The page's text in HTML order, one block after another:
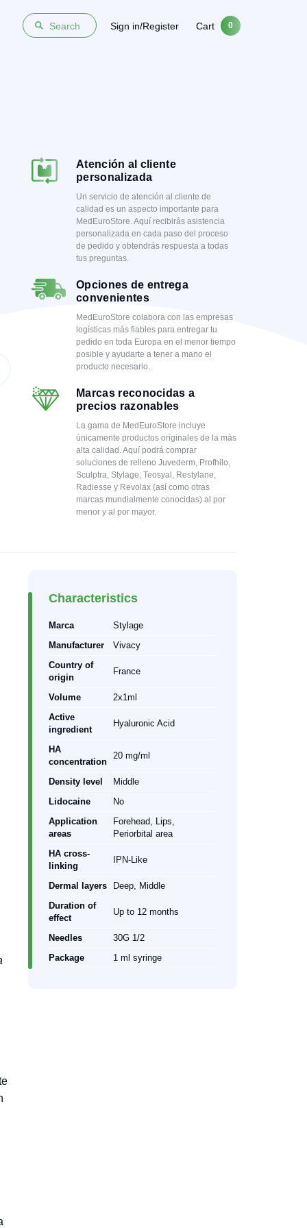
Search Sign in/Register Cart 0
Atención al cliente
personalizada
Un servicio de atención al cliente de
calidad es un aspecto importante para
MedEuroStore. Aquí recibirás asistencia
personalizada en cada paso del proceso
de pedido y obtendrás respuesta a todas
tus preguntas.
Opciones de entrega
convenientes
MedEuroStore colabora con las empresas
logísticas más fiables para entregar tu
pedido en toda Europa en el menor tiempo
posible y ayudarte a tener a mano el
producto necesario.
Marcas reconocidas a
precios razonables
La gama de MedEuroStore incluye
únicamente productos originales de la más
alta calidad. Aquí podrá comprar
soluciones de relleno Juvederm, Profhilo,
Sculptra, Stylage, Teosyal, Restylane,
Radiesse y Revolax (así como otras
marcas mundialmente conocidas) al por
menor y al por mayor.
Characteristics
Marca
Stylage
Manufacturer
Vivacy
Country of
origin
France
Volume
2x1ml
Active
ingredient
Hyaluronic Acid
HA
concentration
20 mg/ml
Density level
Middle
Lidocaine
No
Application
areas
Forehead, Lips,
Periorbital area
HA cross-
linking
IPN-Like
Dermal layers
Deep, Middle
Duration of
effect
Up to 12 months
Needles
30G 1/2
Package
1 ml syringe